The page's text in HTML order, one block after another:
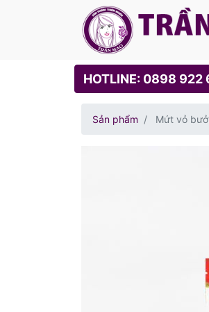
HOTLINE: 0898 922
Sản phẩm Mứt vỏ